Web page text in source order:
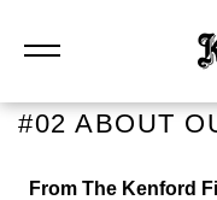
#02 ABOUT
From The Kenford